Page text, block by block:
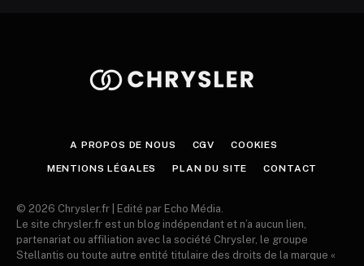
A PROPOS DE NOUS CGV COOKIES
MENTIONS LÉGALES PLAN DU SITE CONTACT
© 2026 Chrysler.fr | Edité par Echo Média.
Le site chrysler.fr est un blog indépendant et n’a aucun lien,
partenariat ou affiliation avec la société Chrysler, le groupe
Stellantis ou toute autre entité titulaire des droits de la marque «